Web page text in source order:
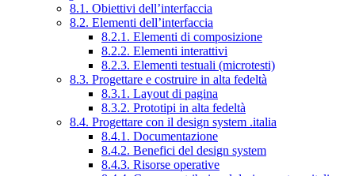
8.1. Obiettivi dell’interfaccia
8.2. Elementi dell’interfaccia
8.2.1. Elementi di composizione
8.2.2. Elementi interattivi
8.2.3. Elementi testuali (microtesti)
8.3. Progettare e costruire in alta fedeltà
8.3.1. Layout di pagina
8.3.2. Prototipi in alta fedeltà
8.4. Progettare con il design system .italia
8.4.1. Documentazione
8.4.2. Benefici del design system
8.4.3. Risorse operative